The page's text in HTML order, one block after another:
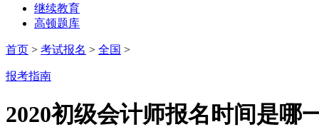
继续教育
高顿题库
首页 > 考试报名 > 全国 >
报考指南
2020初级会计师报名时间是哪